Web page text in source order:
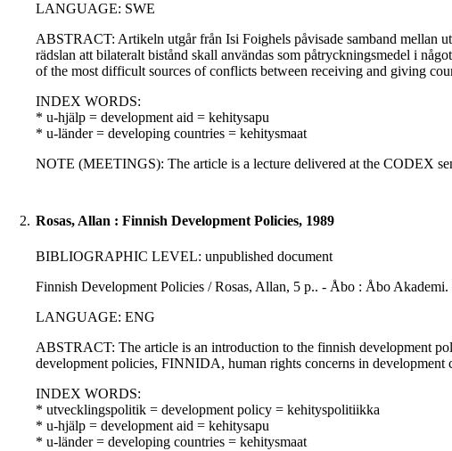
LANGUAGE: SWE
ABSTRACT: Artikeln utgår från Isi Foighels påvisade samband mellan
rädslan att bilateralt bistånd skall användas som påtryckningsmedel i
of the most difficult sources of conflicts between receiving and giving
INDEX WORDS:
* u-hjälp = development aid = kehitysapu
* u-länder = developing countries = kehitysmaat
NOTE (MEETINGS): The article is a lecture delivered at the CODEX
2. Rosas, Allan : Finnish Development Policies, 1989
BIBLIOGRAPHIC LEVEL: unpublished document
Finnish Development Policies / Rosas, Allan, 5 p.. - Åbo : Åbo
LANGUAGE: ENG
ABSTRACT: The article is an introduction to the finnish development
development policies, FINNIDA, human rights concerns in development
INDEX WORDS:
* utvecklingspolitik = development policy = kehityspolitiikka
* u-hjälp = development aid = kehitysapu
* u-länder = developing countries = kehitysmaat